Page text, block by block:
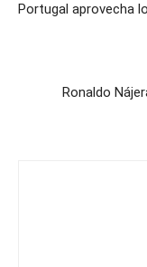
Portugal aprovecha
Ronaldo